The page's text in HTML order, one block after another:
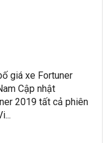
giá xe Fortuner
Cập nhật
2019 tất cả phiên